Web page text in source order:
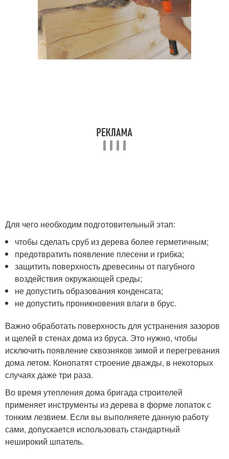
Для чего необходим подготовительный этап:
чтобы сделать сруб из дерева более герметичным;
предотвратить появление плесени и грибка;
защитить поверхность древесины от пагубного
воздействия окружающей среды;
не допустить образования конденсата;
не допустить проникновения влаги в брус.
Важно обработать поверхность для устранения зазоров
и щелей в стенах дома из бруса. Это нужно, чтобы
исключить появление сквозняков зимой и перегревания
дома летом. Конопатят строение дважды, в некоторых
случаях даже три раза.
Во время утепления дома бригада строителей
применяет инструменты из дерева в форме лопаток с
тонким лезвием. Если вы выполняете данную работу
сами, допускается использовать стандартный
неширокий шпатель.